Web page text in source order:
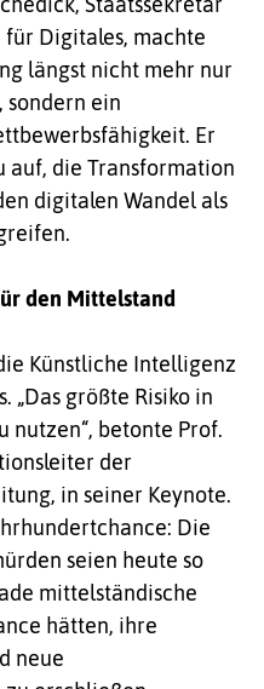
Digitales, machte
längst nicht mehr nur
sondern ein
Er
auf, die Transformation
digitalen Wandel als
den Mittelstand
Künstliche Intelligenz
„Das größte Risiko in
nutzen“, betonte Prof.
der
in seiner Keynote.
Die
seien heute so
mittelständische
hätten, ihre
neue